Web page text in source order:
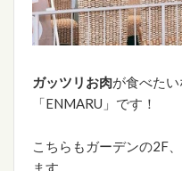
ガッツリお肉が食べた
「ENMARU」です！
こちらもガーデンの2F
ます。